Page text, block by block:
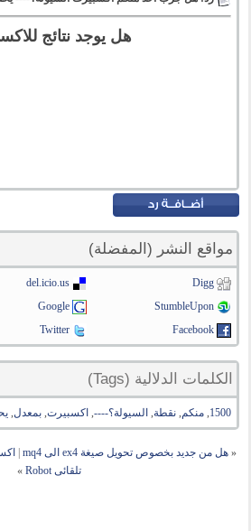
هل يوجد نتائج
مواقع النشر (المفضلة)
Digg
del.icio.us
StumbleUpon
Google
Facebook
Twitter
الكلمات الدلالية (Tags)
1500
,منكم,نقطة, السيولة؟----, اكسبيرت,بمعدل,
« هل من جديد بخصوص تحويل صيغة ex4 الى mq4
تلقائى Robot
»